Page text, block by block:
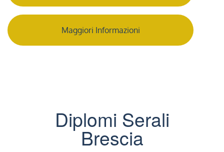
Maggiori Informazioni
Diplomi Serali
Brescia